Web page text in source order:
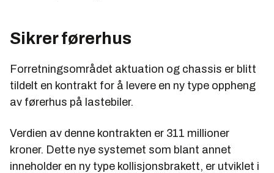
Sikrer førerhus
Forretningsområdet aktuation og chassis er blitt
tildelt en kontrakt for å levere en ny type oppheng
av førerhus på lastebiler.
Verdien av denne kontrakten er 311 millioner
kroner. Dette nye systemet som blant annet
inneholder en ny type kollisjonsbrakett, er utviklet i